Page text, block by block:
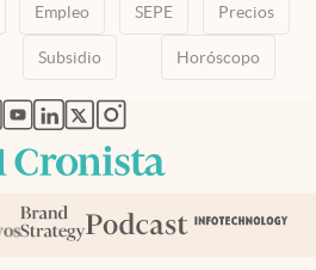
Empleo SEPE Precios
Subsidio Horóscopo
abre en nueva pestaña
abre en nueva pestaña
abre en nueva pestaña
abre en nueva pestaña
abre en nueva pestaña